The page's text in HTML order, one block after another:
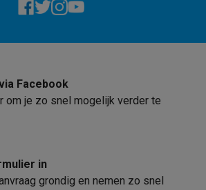
Facebook
om je zo snel mogelijk verder te
in
grondig en nemen zo snel